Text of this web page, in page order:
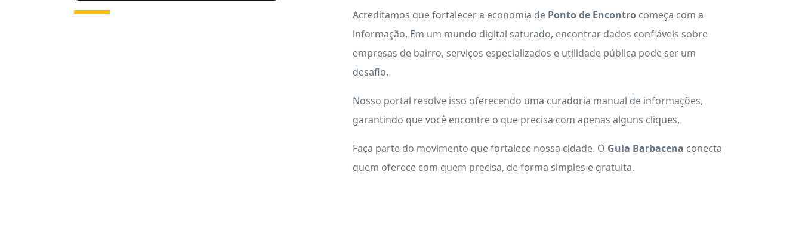
Acreditamos que fortalecer a economia de Ponto de Encontrocomeça com a
informação. Em um mundo digital saturado, encontrar dados confiáveis sobre
empresas de bairro, serviços especializados e utilidade pública pode ser um
desafio.
Nosso portal resolve isso oferecendo uma curadoria manual de informações,
garantindo que você encontre o que precisa com apenas alguns cliques.
Faça parte do movimento que fortalece nossa cidade. O Guia Barbacena conecta
quem oferece com quem precisa, de forma simples e gratuita.